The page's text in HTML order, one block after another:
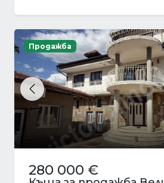
Previous
Продажба
280 000 €